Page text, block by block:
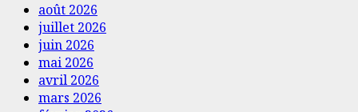
août 2026
juillet 2026
juin 2026
mai 2026
avril 2026
mars 2026